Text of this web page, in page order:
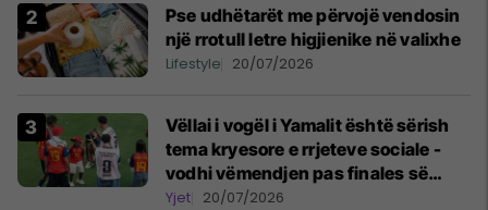
Pse udhëtarët me përvojë vendosin
një rrotull letre higjienike në valixhe
Lifestyle 20/07/2026
Vëllai i vogël i Yamalit është sërish
tema kryesore e rrjeteve sociale -
vodhi vëmendjen pas finales së
Kupës së Botës
Yjet 20/07/2026